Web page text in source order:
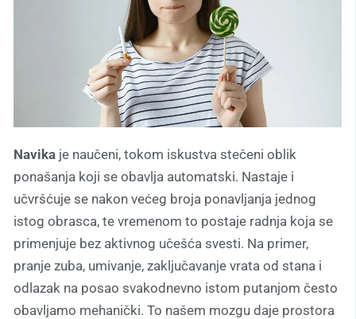
Navika je naučeni, tokom iskustva stečeni oblik
ponašanja koji se obavlja automatski. Nastaje i
učvršćuje se nakon većeg broja ponavljanja jednog
istog obrasca, te vremenom to postaje radnja koja se
primenjuje bez aktivnog učešća svesti. Na primer,
pranje zuba, umivanje, zaključavanje vrata od stana i
odlazak na posao svakodnevno istom putanjom često
obavljamo mehanički. To našem mozgu daje prostora